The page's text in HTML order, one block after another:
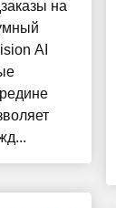
на
AI